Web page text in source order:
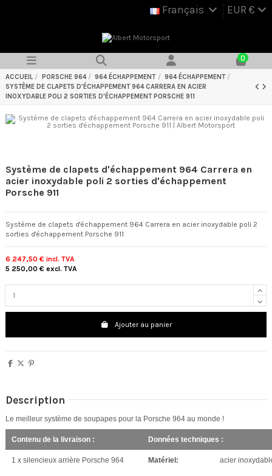
Français EUR €
0
ACCUEIL PORSCHE 964 964 ÉCHAPPEMENT
964 ÉCHAPPEMENT
SYSTÈME DE CLAPETS D'ÉCHAPPEMENT 964 CARRERA EN ACIER
INOXYDABLE POLI 2 SORTIES D'ÉCHAPPEMENT PORSCHE 911
Système de clapets d'échappement 964 Carrera en
acier inoxydable poli 2 sorties d'échappement
Porsche 911
Système de clapets d'échappement 964 Carrera en acier inoxydable poli 2
sorties d'échappement Porsche 911
6 247,50 € incl. TVA
5 250,00 € excl. TVA
Ajouter au panier
Description
Le meilleur système de soupapes pour la Porsche 964 au monde !
Contenu de la livraison : Données techniques :
1 x silencieux arrière Porsche 964 Matériel: acier